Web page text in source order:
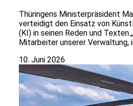
Thüringens Ministerpräsident
verteidigt den Einsatz von
(KI) in seinen Reden und
Mitarbeiter unserer Verwaltung,
10. Juni 2026